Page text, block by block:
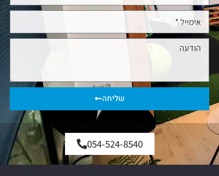
שליחה
054-524-8540